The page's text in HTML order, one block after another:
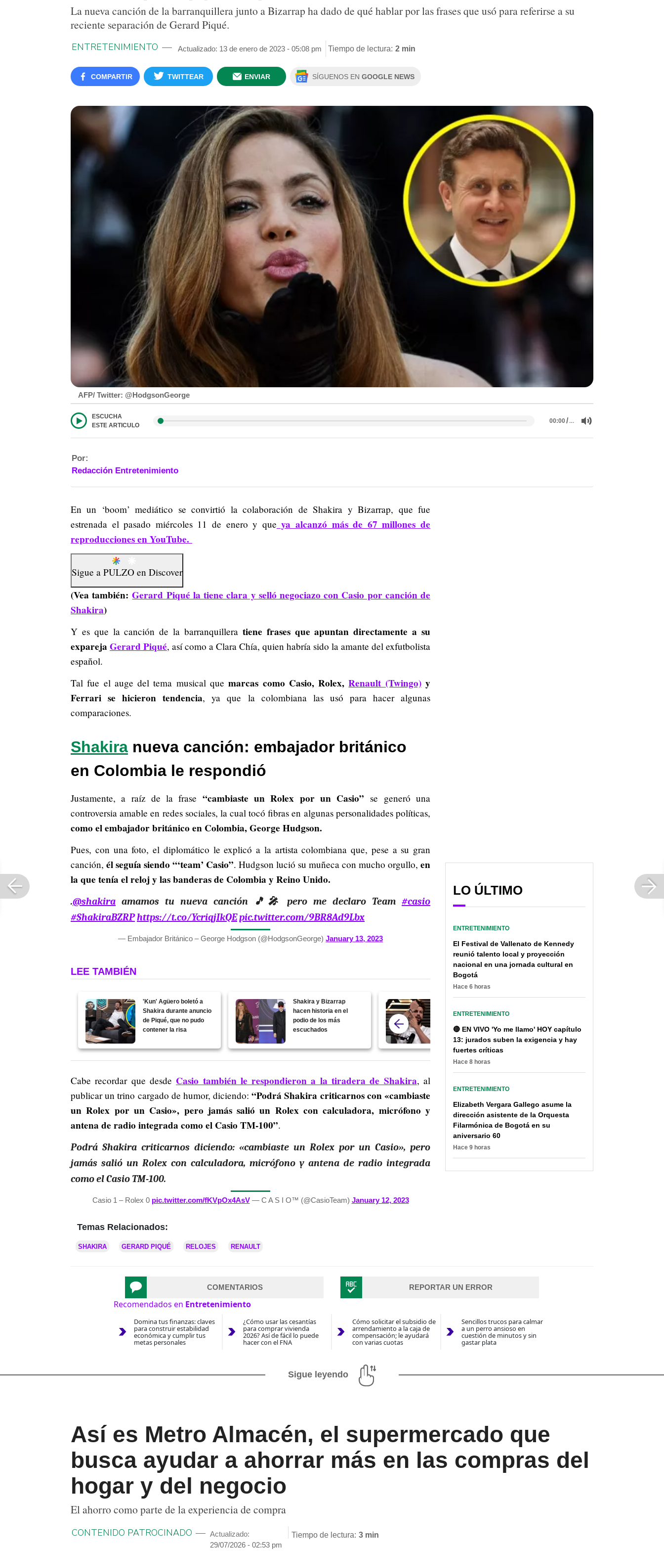
La nueva canción de la barranquillera junto a Bizarrap ha dado de qué hablar por las frases que usó para referirse a su
reciente separación de Gerard Piqué.
ENTRETENIMIENTO Actualizado: 13 de enero de 2023 - 05:08 pm Tiempo de lectura: 2 min
COMPARTIR TWITTEAR ENVIAR SÍGUENOS EN GOOGLE NEWS
AFP/ Twitter: @HodgsonGeorge
ESCUCHA
ESTE ARTICULO
00:00/…
Por:
Redacción Entretenimiento
En un ‘boom’ mediático se convirtió la colaboración de Shakira y Bizarrap, que fue
estrenada el pasado miércoles 11 de enero y que ya alcanzó más de 67 millones de
reproducciones en YouTube.
Sigue a PULZO en Discover
(Vea también:Gerard Piqué la tiene clara y selló negociazo con Casio por canción de
Shakira)
Y es que la canción de la barranquillera tiene frases que apuntan directamente a su
exparejaGerard Piqué, así como a Clara Chía, quien habría sido la amante del exfutbolista
español.
Tal fue el auge del tema musical quemarcas como Casio, Rolex,Renault (Twingo)y
Ferrari se hicieron tendencia, ya que la colombiana las usó para hacer algunas
comparaciones.
Shakira nueva canción: embajador británico
en Colombia le respondió
Justamente, a raíz de la frase “cambiaste un Rolex por un Casio” se generó una
controversia amable en redes sociales, la cual tocó fibras en algunas personalidades políticas,
como el embajador británico en Colombia, George Hudgson.
Pues, con una foto, el diplomático le explicó a la artista colombiana que, pese a su gran
canción, él seguía siendo “‘team’ Casio”. Hudgson lució su muñeca con mucho orgullo, en
la que tenía el reloj y las banderas de Colombia y Reino Unido.
.@shakira amamos tu nueva canción 🎵🎤 pero me declaro Team #casio
#ShakiraBZRPhttps://t.co/YcriqjIkQEpic.twitter.com/9BR8Ad9Lbx
— Embajador Británico – George Hodgson (@HodgsonGeorge) January 13, 2023
LEE TAMBIÉN
'Kun' Agüero boletó a
Shakira durante anuncio
de Piqué, que no pudo
contener la risa
Shakira y Bizarrap
hacen historia en el
podio de los más
escuchados
clara y selló negociazo
de Shakira
Cabe recordar que desde Casio también le respondieron a la tiradera de Shakira, al
publicar un trino cargado de humor, diciendo:“Podrá Shakira criticarnos con «cambiaste
un Rolex por un Casio», pero jamás salió un Rolex con calculadora, micrófono y
antena de radio integrada como el Casio TM-100”.
Podrá Shakira criticarnos diciendo: «cambiaste un Rolex por un Casio», pero
jamás salió un Rolex con calculadora, micrófono y antena de radio integrada
como el Casio TM-100.
Casio 1 – Rolex 0 pic.twitter.com/fKVpOx4AsV — C A S I O™ (@CasioTeam) January 12, 2023
LO ÚLTIMO
ENTRETENIMIENTO
El Festival de Vallenato de Kennedy
reunió talento local y proyección
nacional en una jornada cultural en
Bogotá
Hace 6 horas
ENTRETENIMIENTO
🔴 EN VIVO 'Yo me llamo' HOY capítulo
13: jurados suben la exigencia y hay
fuertes críticas
Hace 8 horas
ENTRETENIMIENTO
Elizabeth Vergara Gallego asume la
dirección asistente de la Orquesta
Filarmónica de Bogotá en su
aniversario 60
Hace 9 horas
Temas Relacionados:
SHAKIRA GERARD PIQUÉ RELOJES RENAULT
COMENTARIOS REPORTAR UN ERROR
Recomendados en Entretenimiento
Domina tus finanzas: claves
para construir estabilidad
económica y cumplir tus
metas personales
¿Cómo usar las cesantías
para comprar vivienda
2026? Así de fácil lo puede
hacer con el FNA
Cómo solicitar el subsidio de
arrendamiento a la caja de
compensación; le ayudará
con varias cuotas
Sencillos trucos para calmar
a un perro ansioso en
cuestión de minutos y sin
gastar plata
Sigue leyendo
Así es Metro Almacén, el supermercado que
busca ayudar a ahorrar más en las compras del
hogar y del negocio
El ahorro como parte de la experiencia de compra
CONTENIDO PATROCINADO
Actualizado:
29/07/2026 - 02:53 pm
Tiempo de lectura: 3 min